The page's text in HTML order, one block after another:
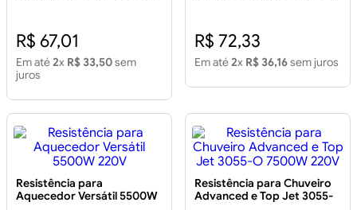
R$ 67,01
Em até2x R$ 33,50sem
juros
R$ 72,33
Em até2x R$ 36,16sem juros
Resistência para
Aquecedor Versátil 5500W
Resistência para Chuveiro
Advanced e Top Jet 3055-